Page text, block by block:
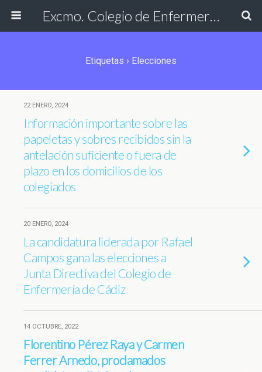
Excmo. Colegio de Enfermería de Cádiz
Etiquetas › Elecciones
22 ENERO, 2024
Información importante sobre las
papeletas y sobres recibidos sin la
antelación suficiente o fuera de
plazo en los domicilios de los
colegiados
20 ENERO, 2024
La candidatura liderada por Rafael
Campos gana las elecciones a
Junta Directiva del Colegio de
Enfermería de Cádiz
14 OCTUBRE, 2022
Florentino Pérez Raya y Carmen
Ferrer Arnedo, proclamados